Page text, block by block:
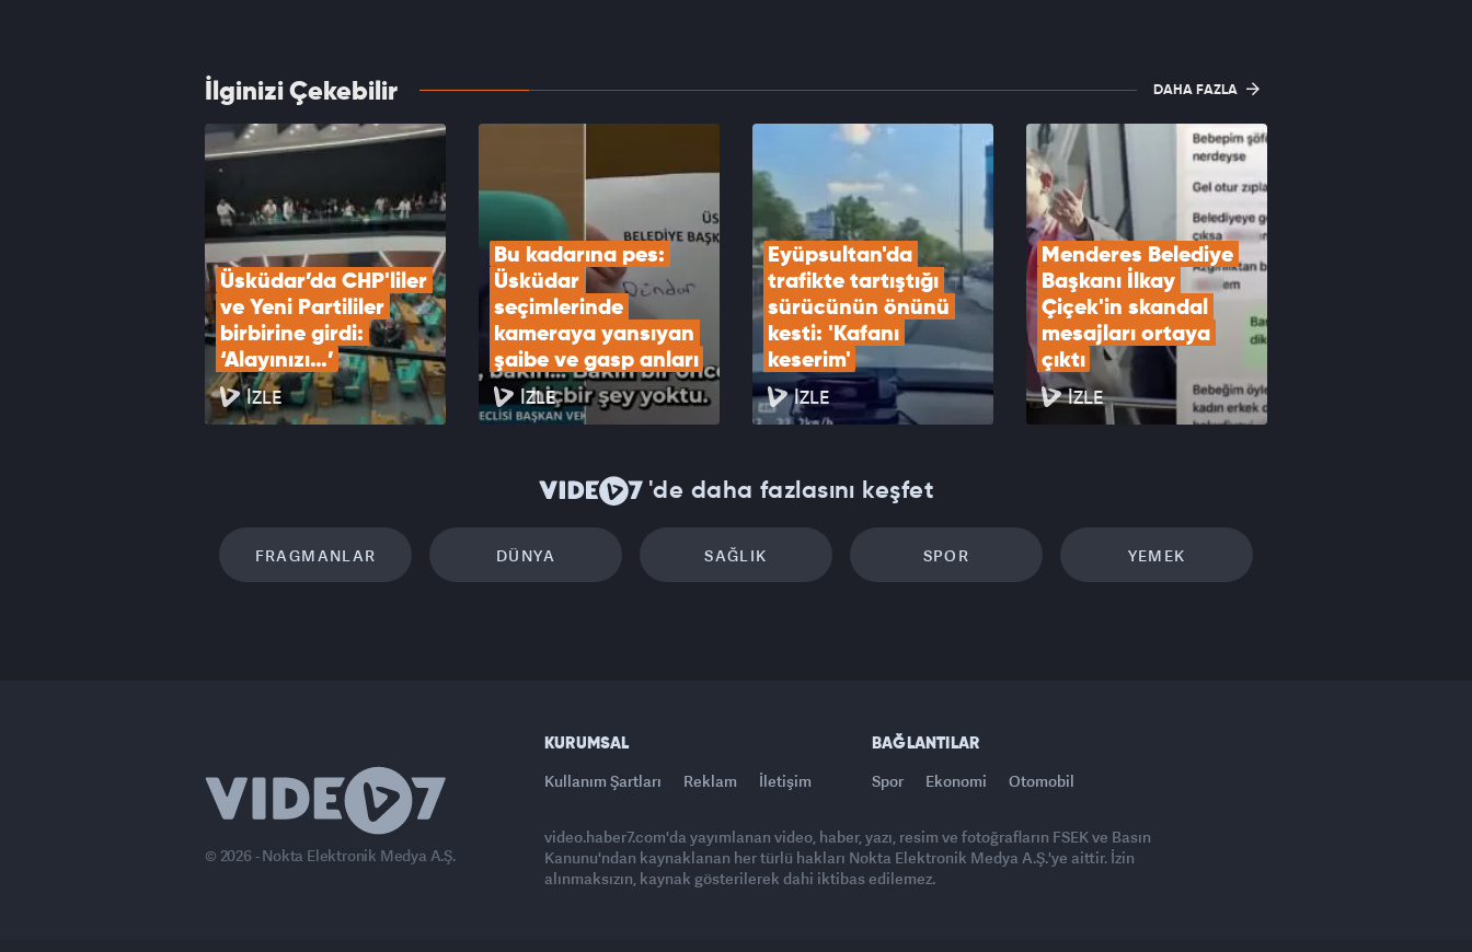
Avcılar Belediye Başkanı Utku Caner Çaykara hakkında
İlginizi Çekebilir DAHA FAZLA
Üsküdar’da CHP'liler
ve Yeni Partililer
birbirine girdi:
‘Alayınızı…’
İZLE
Bu kadarına pes:
Üsküdar
seçimlerinde
kameraya yansıyan
şaibe ve gasp anları
İZLE
Eyüpsultan'da
trafikte tartıştığı
sürücünün önünü
kesti: 'Kafanı
keserim'
İZLE
Menderes Belediye
Başkanı İlkay
Çiçek'in skandal
mesajları ortaya
çıktı
İZLE
'de daha fazlasını keşfet
FRAGMANLAR DÜNYA SAĞLIK SPOR YEMEK
© 2026 - Nokta Elektronik Medya A.Ş.
KURUMSAL
Kullanım Şartları Reklam İletişim
BAĞLANTILAR
Spor Ekonomi Otomobil
video.haber7.com'da yayımlanan video, haber, yazı, resim ve fotoğrafların FSEK ve Basın
Kanunu'ndan kaynaklanan her türlü hakları Nokta Elektronik Medya A.Ş.'ye aittir. İzin
alınmaksızın, kaynak gösterilerek dahi iktibas edilemez.